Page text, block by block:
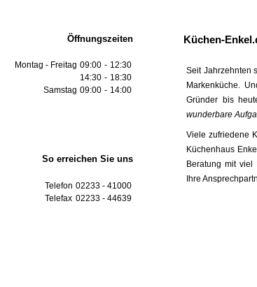
Öffnungszeiten
Montag - Freitag 09:00 - 12:30
14:30 - 18:30
Samstag 09:00 - 14:00
So erreichen Sie uns
Telefon 02233 - 41000
Telefax 02233 - 44639
Küchen-
Seit Jahrzehnten
Markenküche.
Gründer bis
wunderbare
Viele zufriedene
Küchenhaus
Beratung mit
Ihre